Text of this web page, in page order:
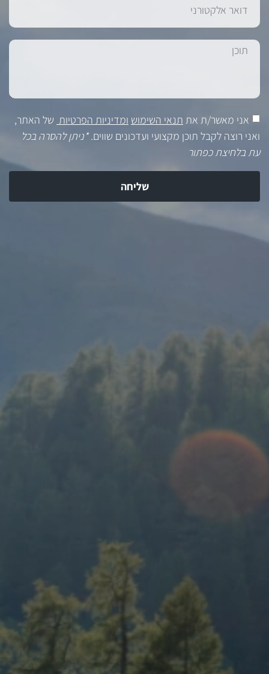
אני מאשר/ת את תנאי השימוש ומדיניות הפרטיות של האתר,
ואני רוצה לקבל תוכן מקצועי ועדכונים שווים.*ניתן להסרה בכל
עת בלחיצת כפתור
שליחה